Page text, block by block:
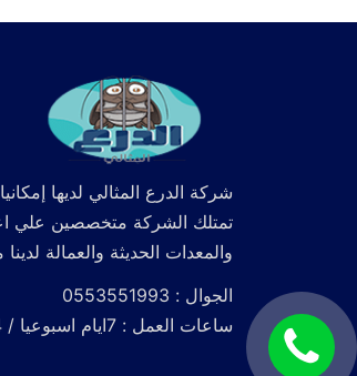
شركة الدرع المثالي لديها
تمتلك الشركة متخصصين علي
والمعدات الحديثة والعمالة
الجوال : 0553551993
ساعات العمل : 7ايام اسبوعيا / 24 ساعة يوميا
اتصل